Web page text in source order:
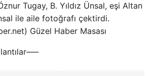
Tugay, B. Yıldız Ünsal, eşi Altan
ile aile fotoğrafı çektirdi.
Güzel Haber Masası